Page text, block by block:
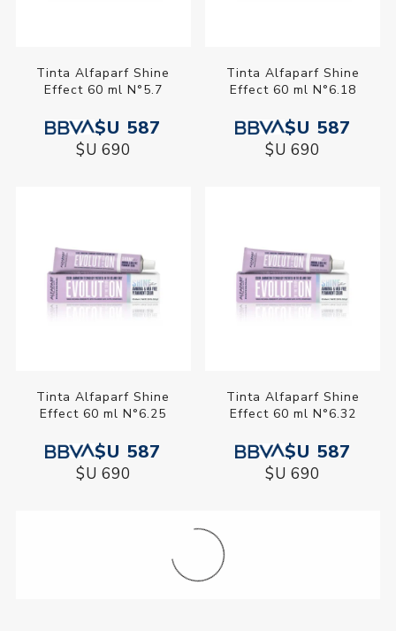
Tinta Alfaparf Shine
Effect 60 ml N°5.7
$U 587
$U 690
Tinta Alfaparf Shine
Effect 60 ml N°6.18
$U 587
$U 690
Tinta Alfaparf Shine
Effect 60 ml N°6.25
$U 587
$U 690
Tinta Alfaparf Shine
Effect 60 ml N°6.32
$U 587
$U 690